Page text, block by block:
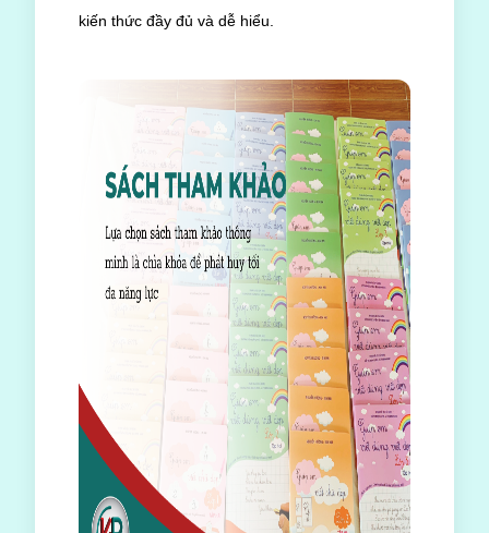
kiến thức đầy đủ và dễ hiểu.